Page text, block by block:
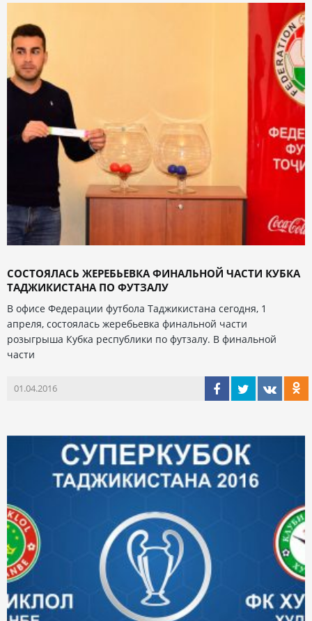
СОСТОЯЛАСЬ ЖЕРЕБЬЕВКА ФИНАЛЬНОЙ ЧАСТИ КУБКА
ТАДЖИКИСТАНА ПО ФУТЗАЛУ
В офисе Федерации футбола Таджикистана сегодня, 1
апреля, состоялась жеребьевка финальной части
розыгрыша Кубка республики по футзалу. В финальной
части
01.04.2016